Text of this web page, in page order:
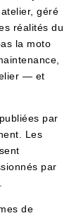
géré
réalités du
la moto
— et
par
Les
par
de